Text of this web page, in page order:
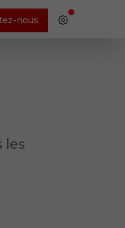
nous
les